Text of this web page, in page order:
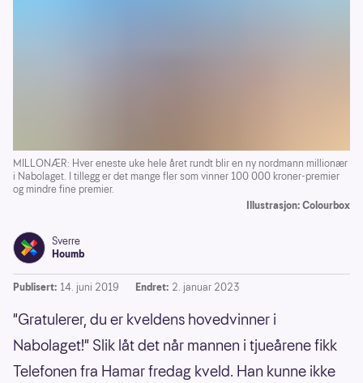
MILLONÆR: Hver eneste uke hele året rundt blir en ny nordmann millionær
i Nabolaget. I tillegg er det mange fler som vinner 100 000 kroner-premier
og mindre fine premier.
Illustrasjon: Colourbox
Sverre
Houmb
Publisert: 14. juni 2019 Endret: 2. januar 2023
"Gratulerer, du er kveldens hovedvinner i
Nabolaget!" Slik låt det når mannen i tjueårene fikk
Telefonen fra Hamar fredag kveld. Han kunne ikke